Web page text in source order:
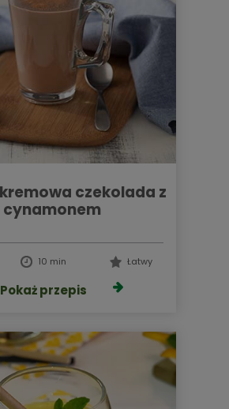
cynamonem
10 min Łatwy
Pokaż przepis